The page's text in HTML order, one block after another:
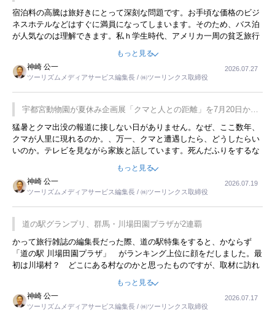
宿泊料の高騰は旅好きにとって深刻な問題です。お手頃な価格のビジ
ネスホテルなどはすぐに満員になってしまいます。そのため、バス泊
が人気なのは理解できます。私ｈ学生時代、アメリカ一周の貧乏旅行
をした時は、移動はグレイハウンドバスでした。夕方から夜の便を利
用してホテル代を浮かせていました。ただし、若いからできたことで
す。若い人が夜行バスで京都に行った、青森に行ったと聞くと、疲れ
が残らないのかなと思ってしまいます。
もっと見る
神崎 公一
ツーリズムメディアサービス編集長 / ㈱ツーリンクス取締役
2026.07.27
宇都宮動物園が夏休み企画展「クマと人との距離」を7月20日から
開催
猛暑とクマ出没の報道に接しない日がありません。なぜ、ここ数年、
クマが人里に現れるのか。、万一、クマと遭遇したら、どうしたらい
いのか。テレビを見ながら家族と話しています。死んだふりをするな
んてことは、冗談でもいえません。そんな中で、この企画展はタイム
もっと見る
神崎 公一
ツーリズムメディアサービス編集長 / ㈱ツーリンクス取締役
2026.07.19
道の駅グランプリ、群馬・川場田園プラザが2連覇
かって旅行雑誌の編集長だった際、道の駅特集をすると、かならず
「道の駅 川場田園プラザ」 がランキング上位に顔をだしました。最
初は川場村？ どこにある村なのかと思ったものですが、取材に訪れ
永井 彰一社長にインタビューしたら、興味深い話が次々が飛び出しま
した。プレゼンも巧みで、今でも思い出すことが２つあります。一つ
は、従業員に東京ディズニーランドを見学させ、サービス業、接客業
の何かを理解してもらっていることです。 もう一つは1800円もする
もっと見る
神崎 公一
ツーリズムメディアサービス編集長 / ㈱ツーリンクス取締役
2026.07.17